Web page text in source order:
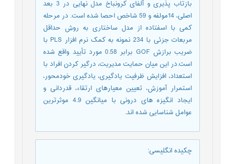
بازتاب پذیری و آلفای کرونباخ مدل نهایی در 3 بعد
اصلی، 14مولفه و 59 شاخص احصا شده است. در مرحله
کمی با اسفتاده از مدل ساختاری به روش حداقل
مربعات جزئی با 234 نمونه به کمک نرم افزار PLS با
ضریب برازش GOF برابر 0.58 مورد تأیید واقع شده
است.در این میان حمایت مدیریت، درگیر کردن افراد با
استعداد، افزایش ظرفیت یادگیری، یادگیری خودمحور،
استمرار آموزش، تعیین معیارهای ارتقاء، قدردانی و
ایجاد انگیزه های درونی با میانگین 4.9 موثرترین
عوامل شناسایی شده اند.
چکیده انگلیسی: